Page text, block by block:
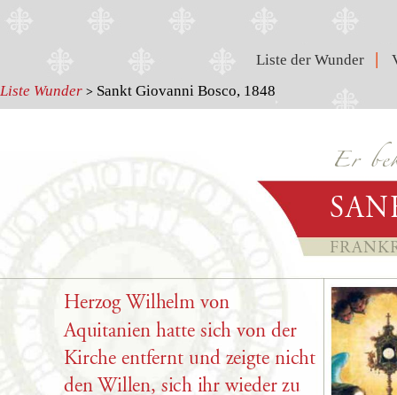
Liste Wunder > Sankt Giovanni Bosco, 1848
Liste der Wunder |